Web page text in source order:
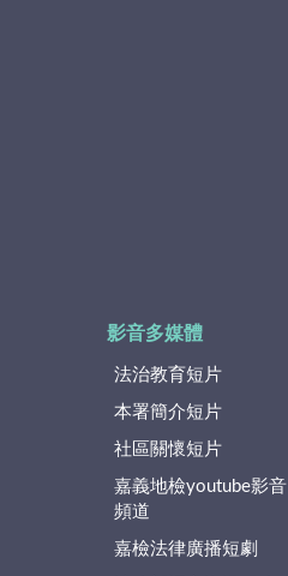
影音多媒體
法治教育短片
本署簡介短片
社區關懷短片
嘉義地檢youtube影音
頻道
嘉檢法律廣播短劇